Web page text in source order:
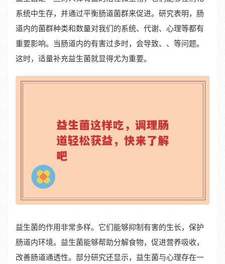
系统中生存，并通过平衡肠道菌群来促进。研究表明，肠
道内的菌群种类和数量对我们的系统、代谢、心理等都有
重要影响。当肠道内的有害过多时，会导致、、等问题。
这时，适量补充益生菌就显得尤为重要。
益生菌的作用非常多样。它们能够抑制有害的生长，保护
肠道内环境。益生菌能够帮助分解食物，促进营养吸收，
改善肠道通透性。部分研究还显示，益生菌与心理存在一